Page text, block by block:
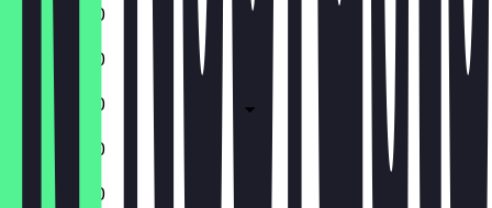
11:00 - 18:00
11:00 - 18:00
11:00 - 18:00
11:00 - 18:00
11:00 - 18:00